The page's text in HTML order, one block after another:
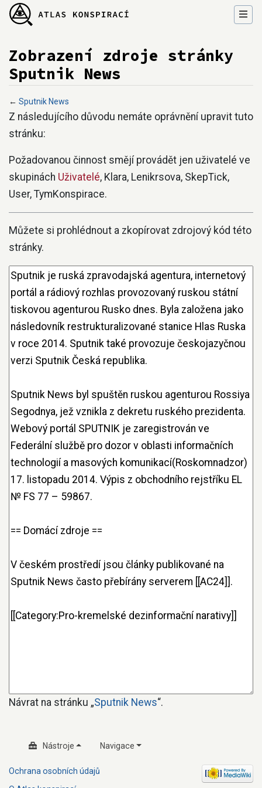
Zobrazení zdroje stránky
Sputnik News
← Sputnik News
Přejít na:navigace,hledání
Z následujícího důvodu nemáte oprávnění upravit tuto
stránku:
Požadovanou činnost smějí provádět jen uživatelé ve
skupinách Uživatelé, Klara, Lenikrsova, SkepTick,
User, TymKonspirace.
Můžete si prohlédnout a zkopírovat zdrojový kód této
stránky.
Návrat na stránku „Sputnik News“.
Nástroje Navigace
Ochrana osobních údajů